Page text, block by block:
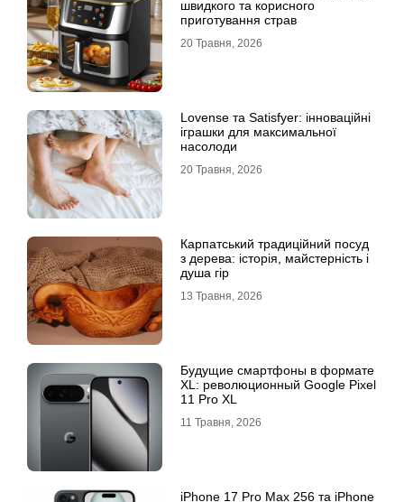
швидкого та корисного
приготування страв
20 Травня, 2026
Lovense та Satisfyer: інноваційні
іграшки для максимальної
насолоди
20 Травня, 2026
Карпатський традиційний посуд
з дерева: історія, майстерність і
душа гір
13 Травня, 2026
Будущие смартфоны в формате
XL: революционный Google Pixel
11 Pro XL
11 Травня, 2026
iРhone 17 Рro Мax 256 та iРhone